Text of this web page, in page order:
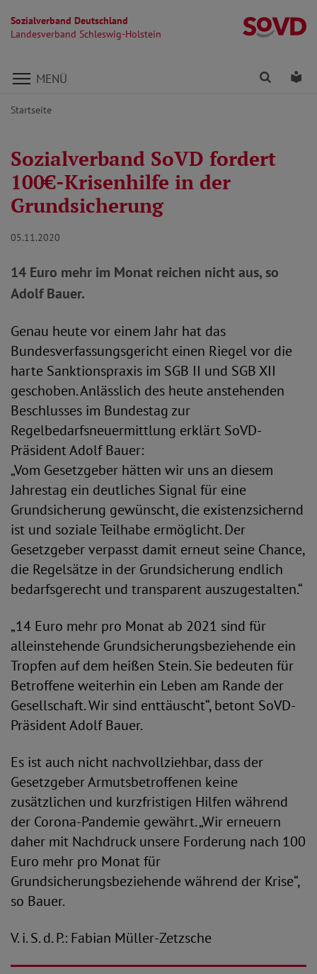
Sozialverband Deutschland
Landesverband Schleswig-Holstein
Direkt zu den Inhalten springen
MENÜ Finden
Startseite
Sozialverband SoVD fordert
100€-Krisenhilfe in der
Grundsicherung
05.11.2020
14 Euro mehr im Monat reichen nicht aus, so
Adolf Bauer.
Genau heute vor einem Jahr hat das
Bundesverfassungsgericht einen Riegel vor die
harte Sanktionspraxis im SGB II und SGB XII
geschoben. Anlässlich des heute anstehenden
Beschlusses im Bundestag zur
Regelbedarfsneuermittlung erklärt SoVD-
Präsident Adolf Bauer:
„Vom Gesetzgeber hätten wir uns an diesem
Jahrestag ein deutliches Signal für eine
Grundsicherung gewünscht, die existenzsichernd
ist und soziale Teilhabe ermöglicht. Der
Gesetzgeber verpasst damit erneut seine Chance,
die Regelsätze in der Grundsicherung endlich
bedarfsgerecht und transparent auszugestalten.“
„14 Euro mehr pro Monat ab 2021 sind für
alleinstehende Grundsicherungsbeziehende ein
Tropfen auf dem heißen Stein. Sie bedeuten für
Betroffene weiterhin ein Leben am Rande der
Gesellschaft. Wir sind enttäuscht“, betont SoVD-
Präsident Adolf Bauer.
Es ist auch nicht nachvollziehbar, dass der
Gesetzgeber Armutsbetroffenen keine
zusätzlichen und kurzfristigen Hilfen während
der Corona-Pandemie gewährt. „Wir erneuern
daher mit Nachdruck unsere Forderung nach 100
Euro mehr pro Monat für
Grundsicherungsbeziehende während der Krise“,
so Bauer.
V. i. S. d. P.: Fabian Müller-Zetzsche